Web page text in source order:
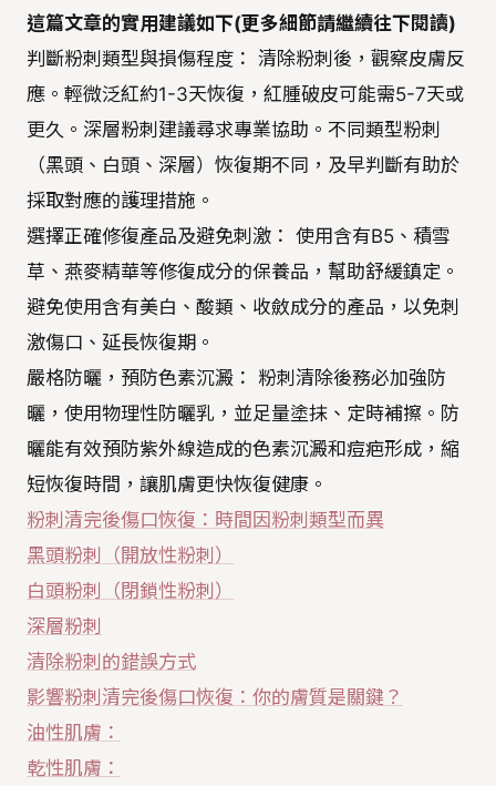
這篇文章的實用建議如下(更多細節請繼續往下閱讀)
判斷粉刺類型與損傷程度： 清除粉刺後，觀察皮膚反
應。輕微泛紅約1-3天恢復，紅腫破皮可能需5-7天或
更久。深層粉刺建議尋求專業協助。不同類型粉刺
（黑頭、白頭、深層）恢復期不同，及早判斷有助於
採取對應的護理措施。
選擇正確修復產品及避免刺激： 使用含有B5、積雪
草、燕麥精華等修復成分的保養品，幫助舒緩鎮定。
避免使用含有美白、酸類、收斂成分的產品，以免刺
激傷口、延長恢復期。
嚴格防曬，預防色素沉澱： 粉刺清除後務必加強防
曬，使用物理性防曬乳，並足量塗抹、定時補擦。防
曬能有效預防紫外線造成的色素沉澱和痘疤形成，縮
短恢復時間，讓肌膚更快恢復健康。
粉刺清完後傷口恢復：時間因粉刺類型而異
黑頭粉刺（開放性粉刺）
白頭粉刺（閉鎖性粉刺）
深層粉刺
清除粉刺的錯誤方式
影響粉刺清完後傷口恢復：你的膚質是關鍵？
油性肌膚：
乾性肌膚：